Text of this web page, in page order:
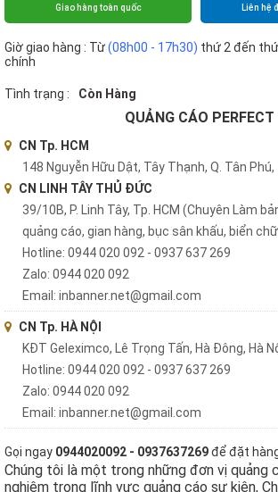
Giao hàng toàn quốc Liên hệ
Giờ giao hàng : Từ(08h00 - 17h30) thứ 2 đến
chính
Tình trạng : Còn Hàng
QUẢNG CÁO PERFECT
CN Tp. HCM
148 Nguyễn Hữu Dật, Tây Thạnh, Q. Tân Phú,
CN LINH TÂY THỦ ĐỨC
39/10B, P. Linh Tây, Tp. HCM (Chuyên Làm
quảng cáo, gian hàng, bục sân khấu, biển
Hotline: 0944 020 092 - 0937 637 269
Zalo: 0944 020 092
Email: inbanner.net@gmail.com
CN Tp. HÀ NỘI
KĐT Geleximco, Lê Trọng Tấn, Hà Đông, Hà
Hotline: 0944 020 092 - 0937 637 269
Zalo: 0944 020 092
Email: inbanner.net@gmail.com
Gọi ngay 0944020092 - 0937637269để đặt
Chúng tôi là một trong những đơn vị quảng
nghiệm trong lĩnh vực quảng cáo sự kiện,